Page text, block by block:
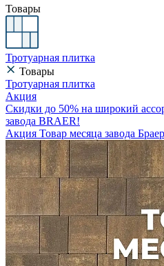
Товары
Тротуарная плитка
Товары
Тротуарная плитка
Акция
Скидки до 50% на широкий
завода BRAER!
Акция Товар месяца завода Браер